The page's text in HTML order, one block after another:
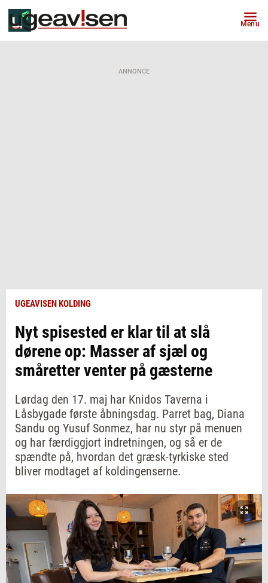
Menu
ANNONCE
UGEAVISEN KOLDING
Nyt spisested er klar til at slå
dørene op: Masser af sjæl og
småretter venter på gæsterne
Lørdag den 17. maj har Knidos Taverna i
Låsbygade første åbningsdag. Parret bag, Diana
Sandu og Yusuf Sonmez, har nu styr på menuen
og har færdiggjort indretningen, og så er de
spændte på, hvordan det græsk-tyrkiske sted
bliver modtaget af koldingenserne.